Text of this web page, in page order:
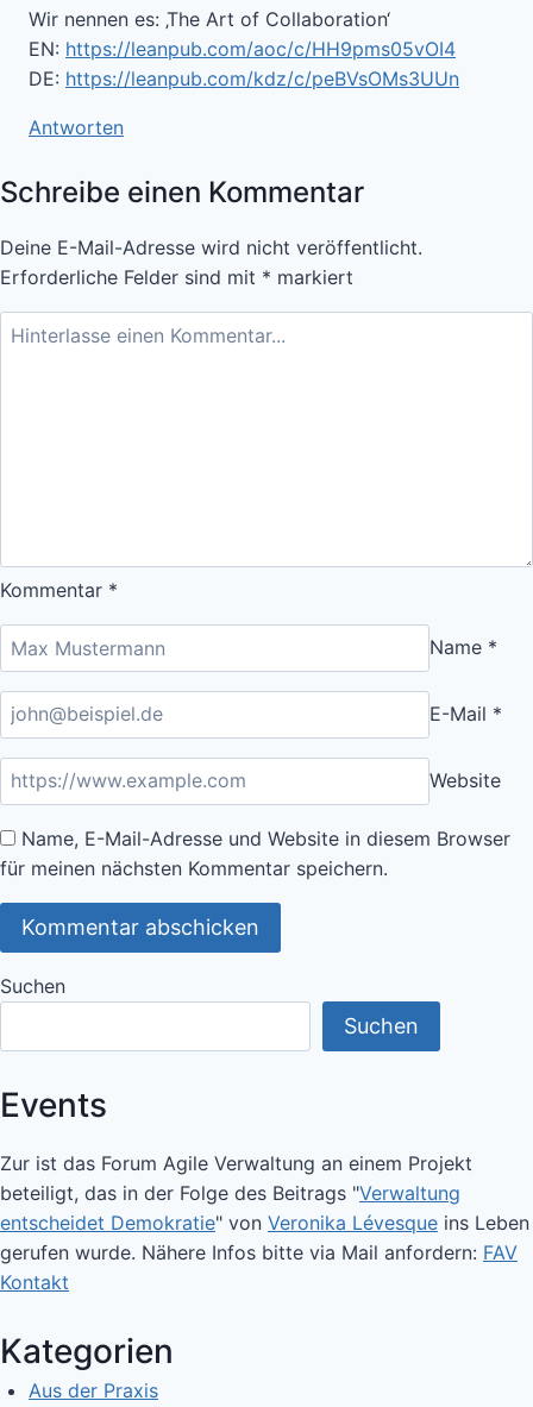
Wir nennen es: ‚The Art of Collaboration‘
EN: https://leanpub.com/aoc/c/HH9pms05vOI4
DE: https://leanpub.com/kdz/c/peBVsOMs3UUn
Antworten
Schreibe einen Kommentar
Deine E-Mail-Adresse wird nicht veröffentlicht.
Erforderliche Felder sind mit * markiert
Kommentar *
Name *
E-Mail *
Website
Name, E-Mail-Adresse und Website in diesem Browser
für meinen nächsten Kommentar speichern.
Suchen
Suchen
Events
Zur ist das Forum Agile Verwaltung an einem Projekt
beteiligt, das in der Folge des Beitrags "Verwaltung
entscheidet Demokratie" von Veronika Lévesque ins Leben
gerufen wurde. Nähere Infos bitte via Mail anfordern: FAV
Kontakt
Kategorien
Aus der Praxis